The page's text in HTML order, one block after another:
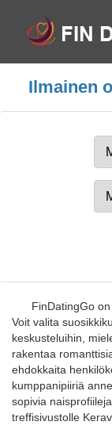
Ilmainen
FinDatingGo
Voit valita
keskusteluihin,
rakentaa
ehdokkaita
kumppanipiiriä
sopivia
treffisivustolle